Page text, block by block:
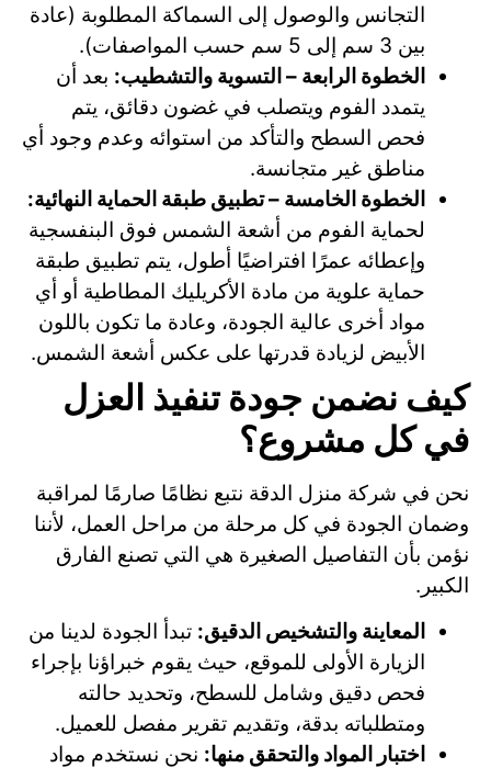
التجانس والوصول إلى السماكة المطلوبة (عادة
بين 3 سم إلى 5 سم حسب المواصفات).
الخطوة الرابعة – التسوية والتشطيب: بعد أن
يتمدد الفوم ويتصلب في غضون دقائق، يتم
فحص السطح والتأكد من استوائه وعدم وجود أي
مناطق غير متجانسة.
الخطوة الخامسة – تطبيق طبقة الحماية النهائية:
لحماية الفوم من أشعة الشمس فوق البنفسجية
وإعطائه عمرًا افتراضيًا أطول، يتم تطبيق طبقة
حماية علوية من مادة الأكريليك المطاطية أو أي
مواد أخرى عالية الجودة، وعادة ما تكون باللون
الأبيض لزيادة قدرتها على عكس أشعة الشمس.
كيف نضمن جودة تنفيذ العزل
في كل مشروع؟
نحن في شركة منزل الدقة نتبع نظامًا صارمًا لمراقبة
وضمان الجودة في كل مرحلة من مراحل العمل، لأننا
نؤمن بأن التفاصيل الصغيرة هي التي تصنع الفارق
الكبير.
المعاينة والتشخيص الدقيق: تبدأ الجودة لدينا من
الزيارة الأولى للموقع، حيث يقوم خبراؤنا بإجراء
فحص دقيق وشامل للسطح، وتحديد حالته
ومتطلباته بدقة، وتقديم تقرير مفصل للعميل.
اختبار المواد والتحقق منها: نحن نستخدم مواد